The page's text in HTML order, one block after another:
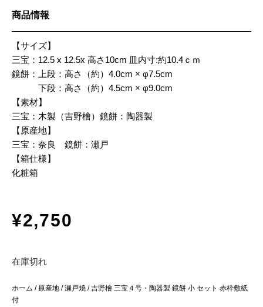
商品情報
【サイズ】
三宝：12.5 x 12.5x 高さ10cm 皿内寸:約10.4ｃｍ
鏡餅：上段：高さ（約）4.0cm × φ7.5cm
下段：高さ（約）4.5cm × φ9.0cm
【素材】
三宝：木製（吉野檜）鏡餅：陶器製
【原産地】
三宝：奈良 鏡餅：瀬戸
【箱仕様】
化粧箱
¥2,750
在庫切れ
ホーム / 原産地 /瀬戸焼 / 吉野檜 三宝４号・陶器製 鏡餅 小 セット 赤枠敷紙
付